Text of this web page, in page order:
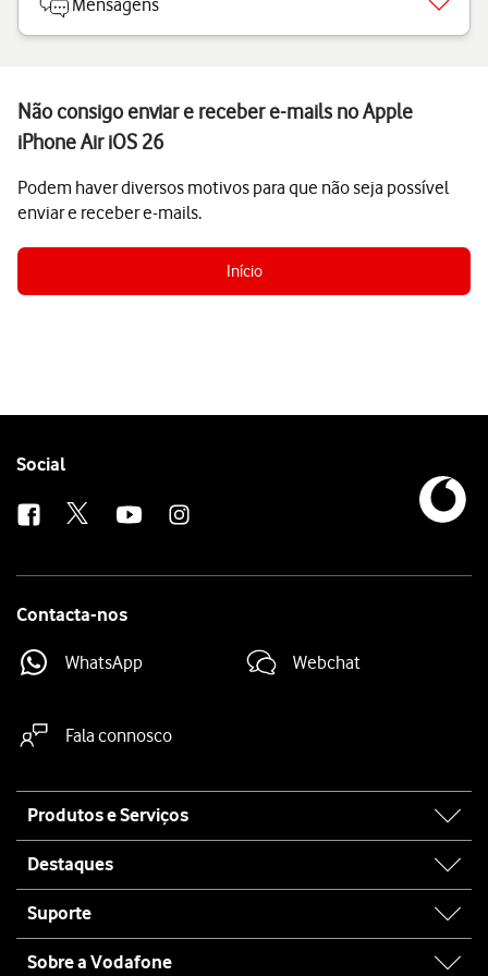
Mensagens
Não consigo enviar e receber e-mails no Apple
iPhone Air iOS 26
Podem haver diversos motivos para que não seja possível
enviar e receber e-mails.
Início
Follow
Social
Contacta-nos
WhatsApp Webchat
Fala connosco
map
Produtos e Serviços
Destaques
Suporte
Sobre a Vodafone